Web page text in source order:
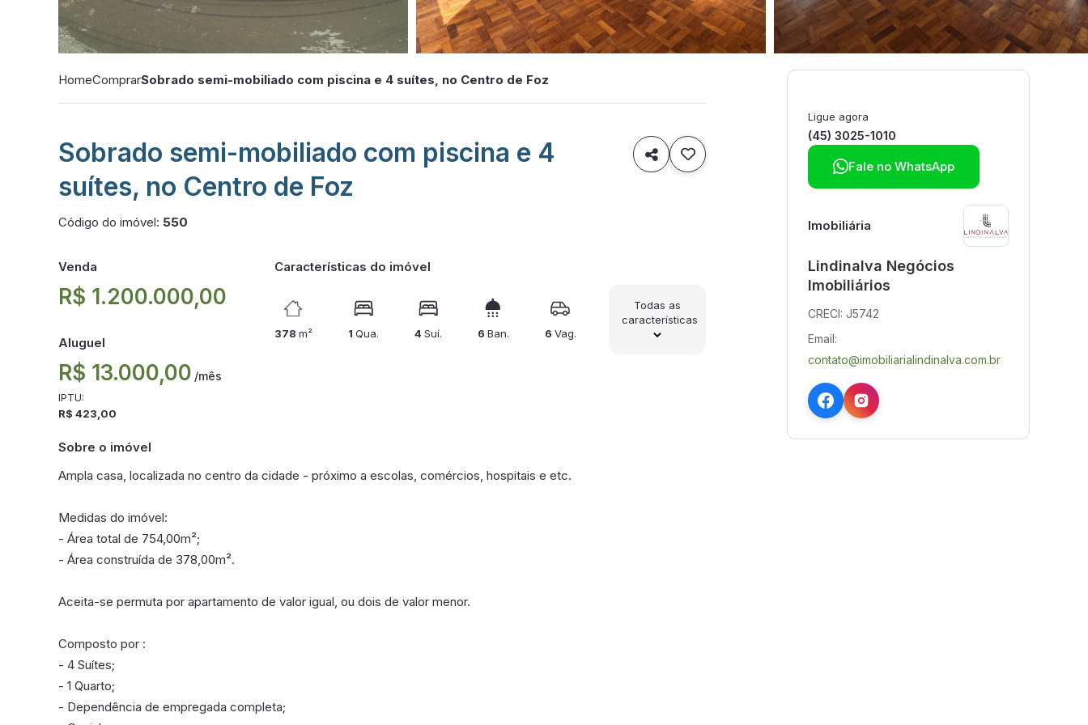
HomeComprarSobrado semi-mobiliado com piscina e 4 suítes, no Centro de Foz
Sobrado semi-mobiliado com piscina e 4
suítes, no Centro de Foz

Código do imóvel: 550
Venda
R$ 1.200.000,00
Aluguel
R$ 13.000,00 /mês
IPTU:
R$ 423,00
Características do imóvel
378 m² 1 Qua. 4 Suí. 6 Ban. 6 Vag.
Todas as
características
Sobre o imóvel
Ampla casa, localizada no centro da cidade - próximo a escolas, comércios, hospitais e etc.
Medidas do imóvel:
- Área total de 754,00m²;
- Área construída de 378,00m².
Aceita-se permuta por apartamento de valor igual, ou dois de valor menor.
Composto por :
- 4 Suítes;
- 1 Quarto;
- Dependência de empregada completa;
Ligue agora
(45) 3025-1010
Fale no WhatsApp
Imobiliária
Lindinalva Negócios
Imobiliários
CRECI: J5742
Email:
contato@imobiliarialindinalva.com.br